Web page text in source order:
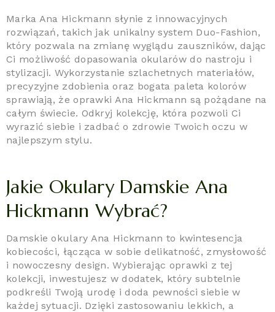
Marka Ana Hickmann słynie z innowacyjnych
rozwiązań, takich jak unikalny system Duo-Fashion,
który pozwala na zmianę wyglądu zauszników, dając
Ci możliwość dopasowania okularów do nastroju i
stylizacji. Wykorzystanie szlachetnych materiałów,
precyzyjne zdobienia oraz bogata paleta kolorów
sprawiają, że oprawki Ana Hickmann są pożądane na
całym świecie. Odkryj kolekcję, która pozwoli Ci
wyrazić siebie i zadbać o zdrowie Twoich oczu w
najlepszym stylu.
Jakie Okulary Damskie Ana
Hickmann Wybrać?
Damskie okulary Ana Hickmann to kwintesencja
kobiecości, łącząca w sobie delikatność, zmysłowość
i nowoczesny design. Wybierając oprawki z tej
kolekcji, inwestujesz w dodatek, który subtelnie
podkreśli Twoją urodę i doda pewności siebie w
każdej sytuacji. Dzięki zastosowaniu lekkich, a